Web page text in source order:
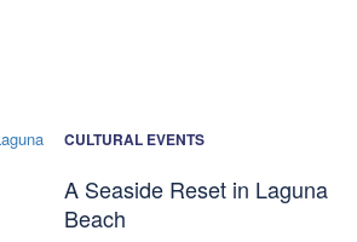
CULTURAL EVENTS
A Seaside Reset in Laguna
Beach